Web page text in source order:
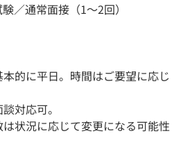
／通常面接（1～2回）
的に平日。時間はご要望に応じ
対応可。
状況に応じて変更になる可能性